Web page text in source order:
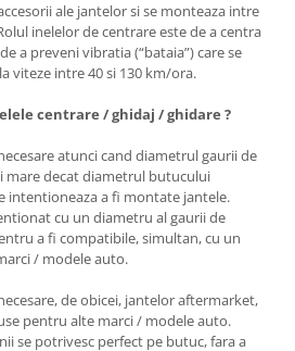
ale jantelor si se monteaza intre
inelelor de centrare este de a centra
a preveni vibratia (“bataia”) care se
viteze intre 40 si 130 km/ora.
centrare / ghidaj / ghidare ?
atunci cand diametrul gaurii de
mare decat diametrul butucului
intentioneaza a fi montate jantele.
cu un diametru al gaurii de
a fi compatibile, simultan, cu un
/ modele auto.
de obicei, jantelor aftermarket,
pentru alte marci / modele auto.
se potrivesc perfect pe butuc, fara a